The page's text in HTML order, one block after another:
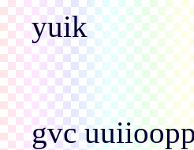
yuik
gvc